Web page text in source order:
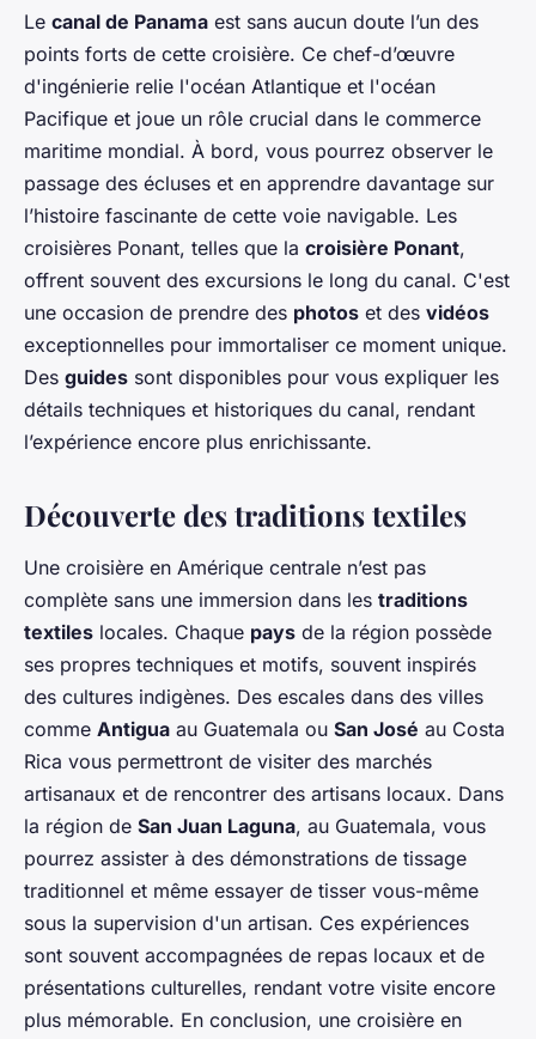
Le canal de Panama est sans aucun doute l’un des
points forts de cette croisière. Ce chef-d’œuvre
d'ingénierie relie l'océan Atlantique et l'océan
Pacifique et joue un rôle crucial dans le commerce
maritime mondial. À bord, vous pourrez observer le
passage des écluses et en apprendre davantage sur
l’histoire fascinante de cette voie navigable. Les
croisières Ponant, telles que la croisière Ponant,
offrent souvent des excursions le long du canal. C'est
une occasion de prendre des photos et des vidéos
exceptionnelles pour immortaliser ce moment unique.
Des guides sont disponibles pour vous expliquer les
détails techniques et historiques du canal, rendant
l’expérience encore plus enrichissante.
Découverte des traditions textiles
Une croisière en Amérique centrale n’est pas
complète sans une immersion dans les traditions
textiles locales. Chaque pays de la région possède
ses propres techniques et motifs, souvent inspirés
des cultures indigènes. Des escales dans des villes
comme Antigua au Guatemala ou San José au Costa
Rica vous permettront de visiter des marchés
artisanaux et de rencontrer des artisans locaux. Dans
la région de San Juan Laguna, au Guatemala, vous
pourrez assister à des démonstrations de tissage
traditionnel et même essayer de tisser vous-même
sous la supervision d'un artisan. Ces expériences
sont souvent accompagnées de repas locaux et de
présentations culturelles, rendant votre visite encore
plus mémorable. En conclusion, une croisière en